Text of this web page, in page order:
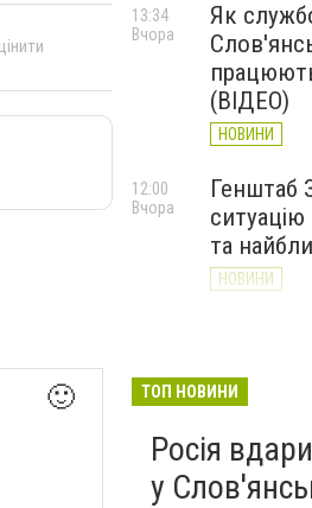
🙂
Як
(ВІДЕО)
НОВИНИ
13:34
Вчора
Генштаб
та
НОВИНИ
12:00
Вчора
великої
ТОП НОВИНИ
Росія
у